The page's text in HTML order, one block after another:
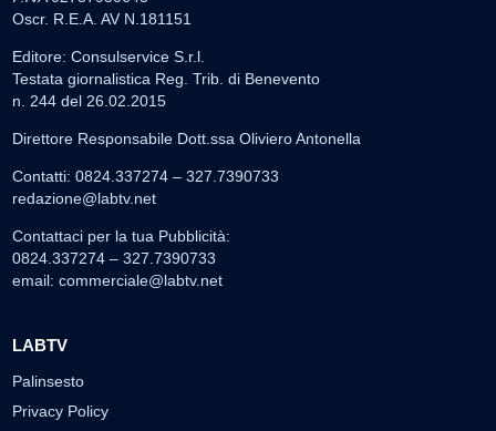
Oscr. R.E.A. AV N.181151
Editore: Consulservice S.r.l.
Testata giornalistica Reg. Trib. di Benevento
n. 244 del 26.02.2015
Direttore Responsabile Dott.ssa Oliviero Antonella
Contatti: 0824.337274 – 327.7390733
redazione@labtv.net
Contattaci per la tua Pubblicità:
0824.337274 – 327.7390733
email: commerciale@labtv.net
LABTV
Palinsesto
Privacy Policy